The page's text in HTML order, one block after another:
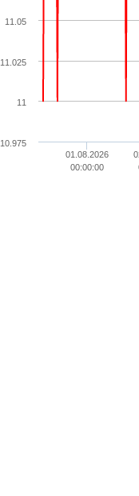
01.08.2026
00:00:00
10.975
11
11.025
11.05